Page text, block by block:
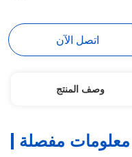
اتصل الآن
وصف المنتج
معلومات مفصلة